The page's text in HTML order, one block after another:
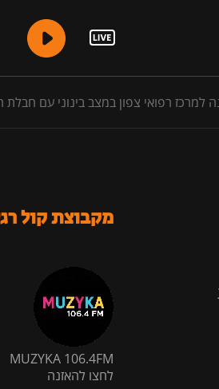
מקבוצת קול
MUZYKA 106.4FM
לחצו להאזנה